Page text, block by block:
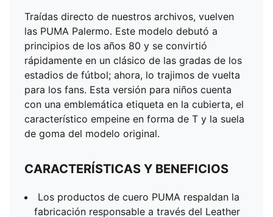
Traídas directo de nuestros archivos, vuelven
las PUMA Palermo. Este modelo debutó a
principios de los años 80 y se convirtió
rápidamente en un clásico de las gradas de los
estadios de fútbol; ahora, lo trajimos de vuelta
para los fans. Esta versión para niños cuenta
con una emblemática etiqueta en la cubierta, el
característico empeine en forma de T y la suela
de goma del modelo original.
CARACTERÍSTICAS Y BENEFICIOS
Los productos de cuero PUMA respaldan la
fabricación responsable a través del Leather